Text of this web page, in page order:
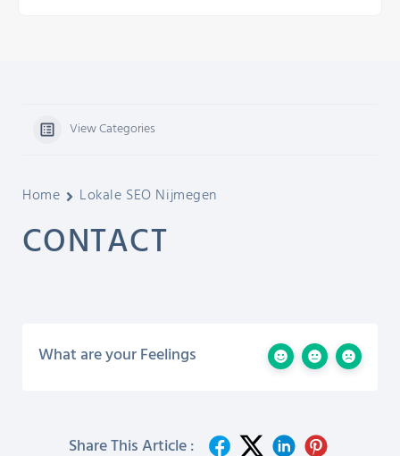
View Categories
Home Lokale SEO Nijmegen
CONTACT
What are your Feelings
Share This Article :